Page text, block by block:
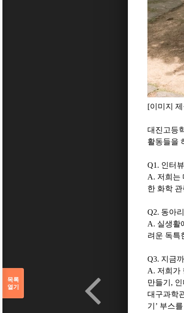
[이미지
대진고등
활동들을
Q1. 인터
A. 저희는
한 화학
Q2. 동아
A. 실생활
려운 독특
Q3. 지금
A. 저희가
만들기 , 인
대구과학
기 ’ 부스
목록
열기